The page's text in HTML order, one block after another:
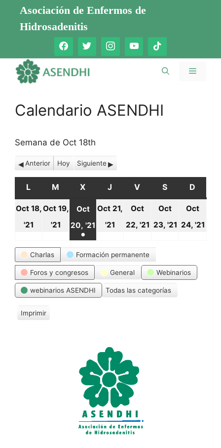
Saltar
contenido
Asociación de Enfermos de
Hidrosadenitis
Menú
Calendario ASENDHI
Semana de Oct 18th
Anterior Hoy Siguiente
L LUNES
M MARTES
X MIÉRCOLES
J JUEVES
V VIERNES
S SÁBADO
D
Oct 18,
'21
octubre,
2021
Oct 19,
'21
19
octubre,
2021
Oct
20, '21
20
octubre,
2021
●
(1
event)
Oct 21,
'21
21
2021
Oct
22, '21 22
2021
Oct
23, '21 23
Oct
24, '21
Categorías
Charlas Formación permanente
Foros y congresos General Webinarios
webinarios ASENDHI Todas las categorías
Imprimir
V